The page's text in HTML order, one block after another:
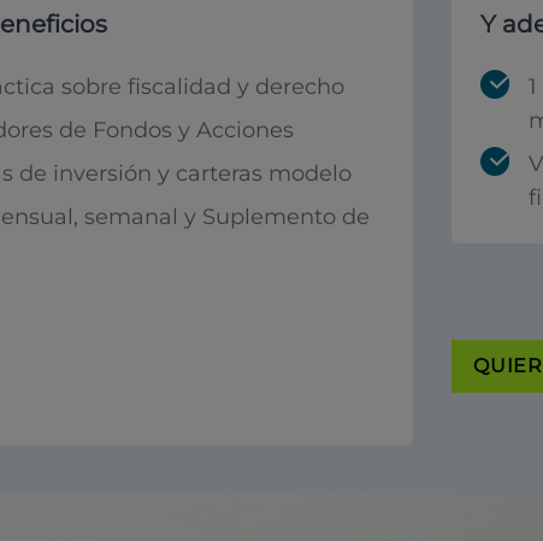
sobre fiscalidad y derecho
de Fondos y Acciones
de inversión y carteras modelo
semanal y Suplemento de
Y